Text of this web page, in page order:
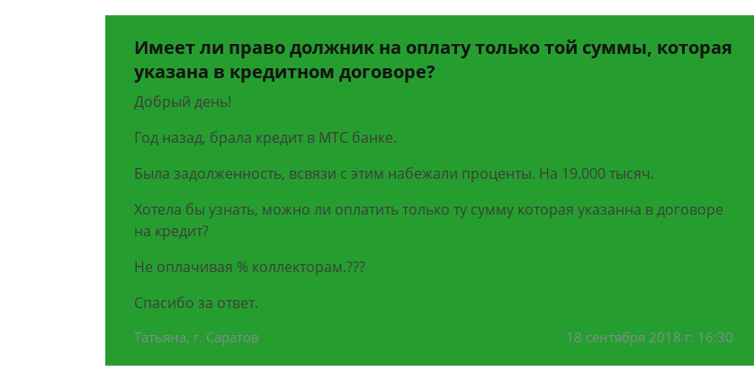
Имеет ли право должник на оплату только той суммы, которая
указана в кредитном договоре?
Добрый день!
Год назад, брала кредит в МТС банке.
Была задолженность, всвязи с этим набежали проценты. На 19.000 тысяч.
Хотела бы узнать, можно ли оплатить только ту сумму которая указанна в договоре
на кредит?
Не оплачивая % коллекторам.???
Спасибо за ответ.
Татьяна, г. Саратов 18 сентября 2018 г. 16:30